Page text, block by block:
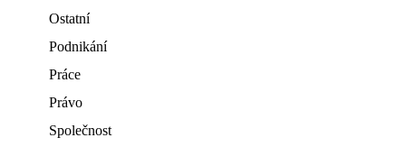
Ostatní
Podnikání
Práce
Právo
Společnost